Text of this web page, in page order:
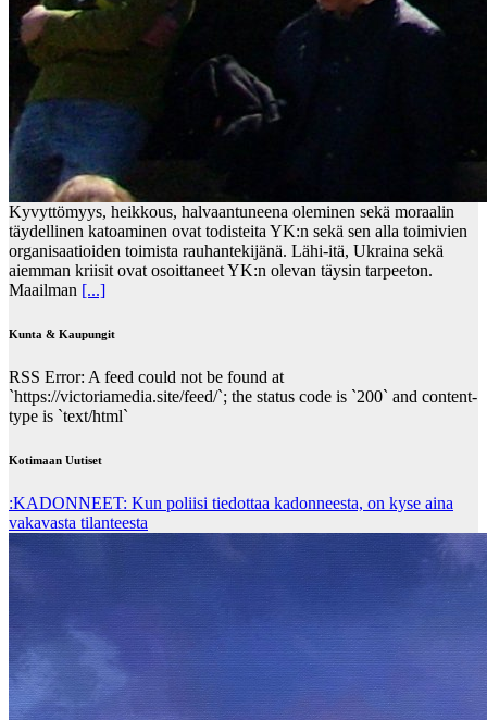
Kyvyttömyys, heikkous, halvaantuneena oleminen sekä moraalin
täydellinen katoaminen ovat todisteita YK:n sekä sen alla toimivien
organisaatioiden toimista rauhantekijänä. Lähi-itä, Ukraina sekä
aiemman kriisit ovat osoittaneet YK:n olevan täysin tarpeeton.
Maailman [...]
Kunta & Kaupungit
RSS Error: A feed could not be found at
`https://victoriamedia.site/feed/`; the status code is `200` and content-
type is `text/html`
Kotimaan Uutiset
:KADONNEET: Kun poliisi tiedottaa kadonneesta, on kyse aina
vakavasta tilanteesta